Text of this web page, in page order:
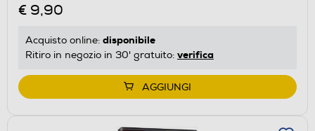
€ 9,90
Acquisto online: disponibile
Ritiro in negozio in 30' gratuito: verifica
AGGIUNGI